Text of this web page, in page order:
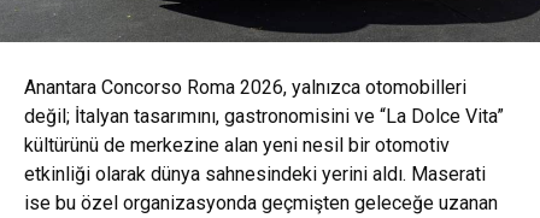
Anantara Concorso Roma 2026, yalnızca otomobilleri
değil; İtalyan tasarımını, gastronomisini ve “La Dolce Vita”
kültürünü de merkezine alan yeni nesil bir otomotiv
etkinliği olarak dünya sahnesindeki yerini aldı. Maserati
ise bu özel organizasyonda geçmişten geleceğe uzanan